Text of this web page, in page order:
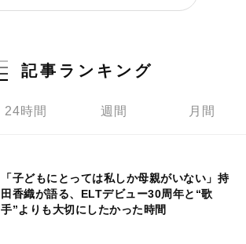
記事ランキング
24時間 週間 月間
「子どもにとっては私しか母親がいない」持
田香織が語る、ELTデビュー30周年と“歌
手”よりも大切にしたかった時間